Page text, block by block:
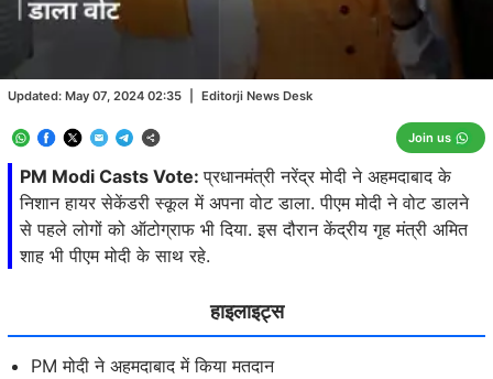
PM Modi Casts Vote:प्रधानमंत्री नरेंद्र मोदी ने अहमदाबाद के
निशान हायर सेकेंडरी स्कूल में अपना वोट डाला. पीएम मोदी ने वोट डालने
से पहले लोगों को ऑटोग्राफ भी दिया. इस दौरान केंद्रीय गृह मंत्री अमित
शाह भी पीएम मोदी के साथ रहे.
Updated: May 07, 2024 02:35 Editorji News Desk
Join us
0.00%
हाइलाइट्स
PM मोदी ने अहमदाबाद में किया मतदान